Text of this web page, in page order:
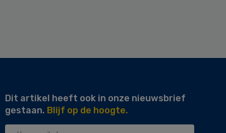
Dit artikel heeft ook in onze nieuwsbrief
gestaan. Blijf op de hoogte.
Uw